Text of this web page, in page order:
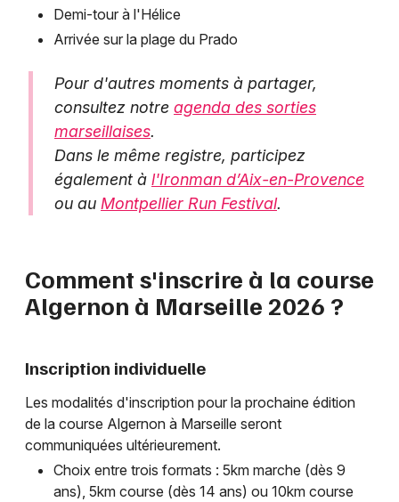
Demi-tour à l'Hélice
Arrivée sur la plage du Prado
Pour d'autres moments à partager,
consultez notre agenda des sorties
marseillaises.
Dans le même registre, participez
également à l'Ironman d’Aix-en-Provence
ou au Montpellier Run Festival.
Comment s'inscrire à la course
Algernon à Marseille 2026 ?
Inscription individuelle
Les modalités d'inscription pour la prochaine édition
de la course Algernon à Marseille seront
communiquées ultérieurement.
Choix entre trois formats : 5km marche (dès 9
ans), 5km course (dès 14 ans) ou 10km course